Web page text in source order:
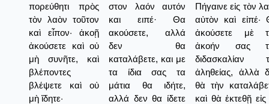
πορεύθητι πρὸς
τὸν λαὸν τοῦτον
καὶ εἶπον· ἀκοῇ
ἀκούσετε καὶ οὐ
μὴ συνῆτε, καὶ
βλέποντες
βλέψετε καὶ οὐ
μὴ ἴδητε·
στον λαόν αυτόν
και ειπέ· Θα
ακούσετε, αλλά
δεν θα
καταλάβετε, και με
τα ίδια σας τα
μάτια θα ιδήτε,
αλλά δεν θα ίδετε
Πήγαινε εἱς τὸν
αὐτὸν καὶ εἰπέ·
ἀκούσετε μὲ
ἀκοήν σας
διδασκαλίαν
ἀληθείας, ἀλλὰ
θὰ τὴν
καὶ θὰ ἐκτεθῇ εἰς